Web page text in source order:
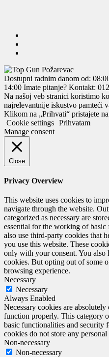
Dostupni radnim danom od:
14:00 Imate pitanje? Kontakt:
Na našoj veb stranici koristimo
najrelevantnije iskustvo pamteći
Klikom na „Prihvati“ pristajete
Cookie settings Prihvatam
Manage consent
Close
Privacy Overview
This website uses cookies to
navigate through the website.
categorized as necessary are
essential for the working of
also use third-party cookies that
you use this website. These
only with your consent. You also
cookies. But opting out of some
browsing experience.
Necessary
Necessary
Always Enabled
Necessary cookies are
function properly. This category
basic functionalities and security
cookies do not store any
Non-necessary
Non-necessary